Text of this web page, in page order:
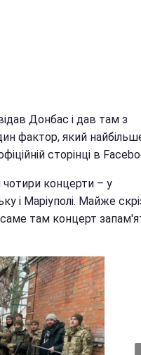
Донбас і дав там з
фактор, який
сторінці в
чотири концерти – у
і Маріуполі. Майже
саме там концерт